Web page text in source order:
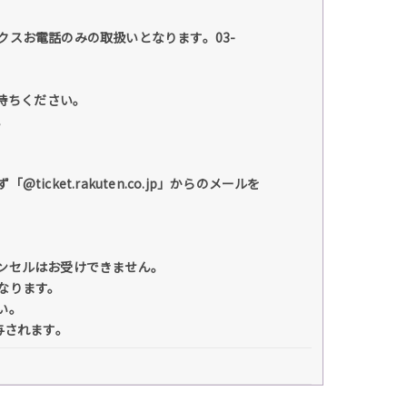
お電話のみの取扱いとなります。03-
ください。
「@ticket.rakuten.co.jp」からのメールを
ルはお受けできません。
ます。
れます。